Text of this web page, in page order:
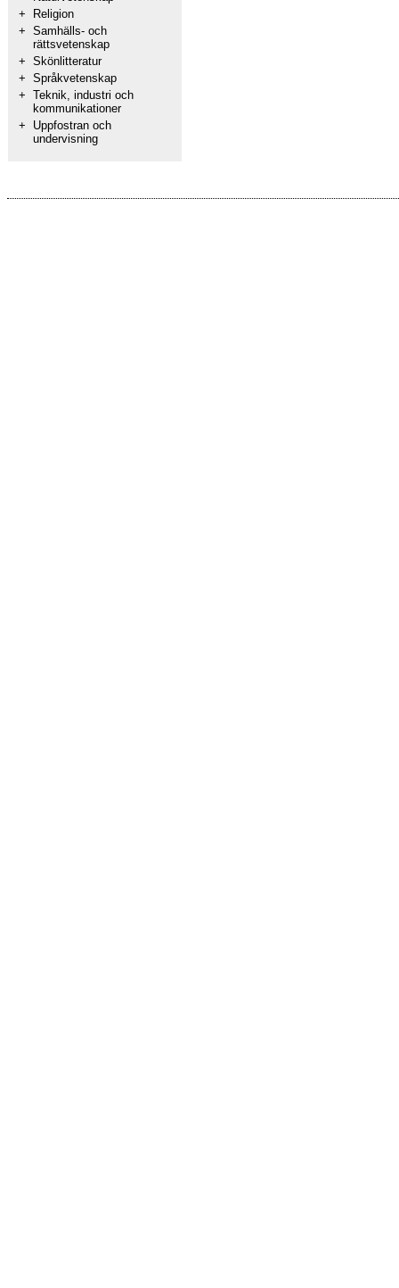
+
Religion
+ Samhälls- och
rättsvetenskap
+ Skönlitteratur
+ Språkvetenskap
+ Teknik, industri och
kommunikationer
+
Uppfostran och
undervisning